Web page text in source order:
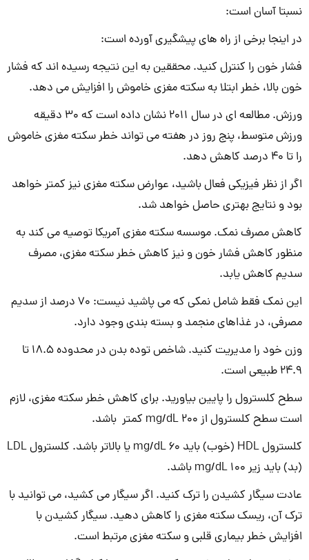
نسبتا آسان است:
در اینجا برخی از راه های پیشگیری آورده است:
فشار خون را کنترل کنید. محققین به این نتیجه رسیده اند که فشار
خون بالا، خطر ابتلا به سکته مغزی خاموش را افزایش می دهد.
ورزش. مطالعه ای در سال 2011 نشان داده است که 30 دقیقه
ورزش متوسط، پنج روز در هفته می تواند خطر سکته مغزی خاموش
را تا 40 درصد کاهش دهد.
اگر از نظر فیزیکی فعال باشید، عوارض سکته مغزی نیز کمتر خواهد
بود و نتایج بهتری حاصل خواهد شد.
کاهش مصرف نمک. موسسه سکته مغزی آمریکا توصیه می کند به
منظور کاهش فشار خون و نیز کاهش خطر سکته مغزی، مصرف
سدیم کاهش یابد.
این نمک فقط شامل نمکی که می پاشید نیست: 70 درصد از سدیم
مصرفی، در غذاهای منجمد و بسته بندی وجود دارد.
وزن خود را مدیریت کنید. شاخص توده بدن در محدوده 18.5 تا
24.9 طبیعی است.
سطح کلسترول را پایین بیاورید. برای کاهش خطر سکته مغزی، لازم
است سطح کلسترول از 200 mg/dL کمتر باشد.
کلسترول HDL (خوب) باید 60 mg/dL یا بالاتر باشد. کلسترول LDL
(بد) باید زیر 100 mg/dL باشد.
عادت سیگار کشیدن را ترک کنید. اگر سیگار می کشید، می توانید با
ترک آن، ریسک سکته مغزی را کاهش دهید. سیگار کشیدن با
افزایش خطر بیماری قلبی و سکته مغزی مرتبط است.